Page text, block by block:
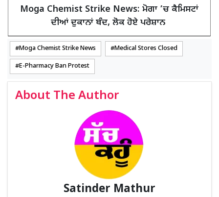
Moga Chemist Strike News: ਮੋਗਾ ’ਚ ਕੈਮਿਸਟਾਂ
ਦੀਆਂ ਦੁਕਾਨਾਂ ਬੰਦ, ਲੋਕ ਹੋਏ ਪਰੇਸ਼ਾਨ
Moga Chemist Strike News Medical Stores Closed
E-Pharmacy Ban Protest
About The Author
Satinder Mathur